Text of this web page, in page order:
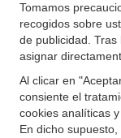
Tomamos
recogidos sobre
de publicidad.
asignar
Al clicar en
consiente el
cookies analíticas
En dicho